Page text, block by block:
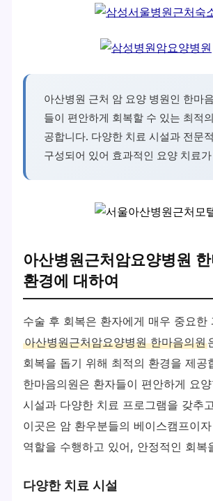
아산병원 근처 암 요양 병원인 한마
들이 편안하게 회복할 수 있는 최적
공합니다. 다양한 치료 시설과 전문
구성되어 있어 효과적인 요양 치료
아산병원근처암요양병원
환경에 대하여
수술 후 회복은 환자에게 매우 중요한
아산병원근처암요양병원 한마음의원
회복을 돕기 위해 최적의 환경을 제공
한마음의원은 환자들이 편안하게 요
시설과 다양한 치료 프로그램을 갖추
이곳은 암 환우분들의 베이스캠프이
역할을 수행하고 있어, 안정적인 회복
다양한 치료 시설